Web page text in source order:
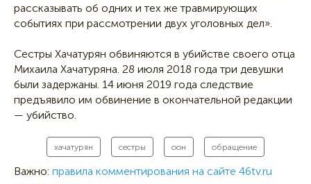
рассказывать об одних и тех же травмирующих
событиях при рассмотрении двух уголовных дел».
Сестры Хачатурян обвиняются в убийстве своего отца
Михаила Хачатуряна. 28 июля 2018 года три девушки
были задержаны. 14 июня 2019 года следствие
предъявило им обвинение в окончательной редакции
— убийство.
хачатурян сестры оон обращение
Важно: правила комментирования на сайте 46tv.ru